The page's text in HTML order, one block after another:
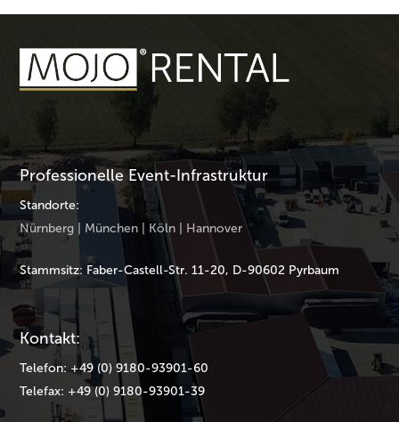
Professionelle Event-Infrastruktur
Standorte:
Nürnberg | München | Köln | Hannover
Stammsitz: Faber-Castell-Str. 11-20, D-90602 Pyrbaum
Kontakt:
Telefon: +49 (0) 9180-93901-60
Telefax: +49 (0) 9180-93901-39